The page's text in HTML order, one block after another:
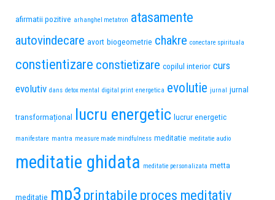
afirmatii pozitive arhanghel metatron atasamente
autovindecare avort biogeometrie chakre conectare spirituala
constientizare constietizare copilul interior curs
evolutiv dans detox mental digital print energetica evolutie jurnal jurnal
transformațional lucru energetic lucrur energetic
manifestare mantra measure made mindfulness meditatie meditatie audio
meditatie ghidata meditatie personalizata metta
meditatie mp3 printabile proces meditativ